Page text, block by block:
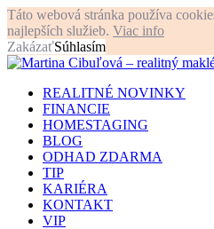
Táto webová stránka používa
najlepších služieb. Viac info
ZakázaťSúhlasím
REALITNÉ NOVINKY
FINANCIE
HOMESTAGING
BLOG
ODHAD ZDARMA
TIP
KARIÉRA
KONTAKT
VIP